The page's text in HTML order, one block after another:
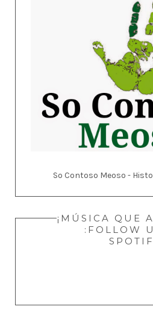
So Contoso Meoso -
¡MÚSICA QUE
:FOLLOW